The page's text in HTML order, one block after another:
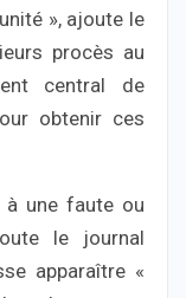
», ajoute le
procès au
central de
obtenir ces
à une faute ou
le journal
apparaître «